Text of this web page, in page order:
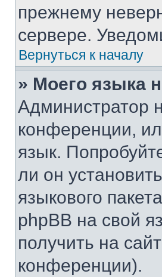
прежнему
сервере.
Вернуться к началу
» Моего языка
Администратор
конференции,
язык.
ли он
языкового
phpBB на свой
получить на
конференции).